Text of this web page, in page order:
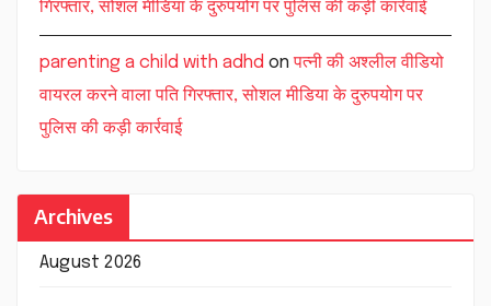
गिरफ्तार, सोशल मीडिया के दुरुपयोग पर पुलिस की कड़ी कार्रवाई
parenting a child with adhd onपत्नी की अश्लील वीडियो
वायरल करने वाला पति गिरफ्तार, सोशल मीडिया के दुरुपयोग पर
पुलिस की कड़ी कार्रवाई
Archives
August 2026